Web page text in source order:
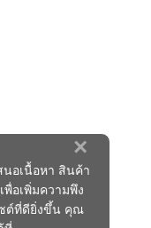
×
นอเนื้อหา สินค้า
อเพิ่มความพึง
ซต์ที่ดียิ่งขึ้น คุณ